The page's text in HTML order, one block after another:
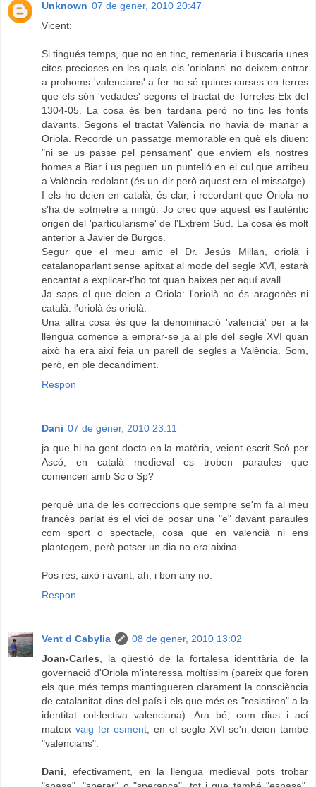
Unknown 07 de gener, 2010 20:47
Vicent:
Si tingués temps, que no en tinc, remenaria i buscaria unes
cites precioses en les quals els 'oriolans' no deixem entrar
a prohoms 'valencians' a fer no sé quines curses en terres
que els són 'vedades' segons el tractat de Torreles-Elx del
1304-05. La cosa és ben tardana però no tinc les fonts
davants. Segons el tractat València no havia de manar a
Oriola. Recorde un passatge memorable en què els diuen:
"ni se us passe pel pensament' que enviem els nostres
homes a Biar i us peguen un puntelló en el cul que arribeu
a València redolant (és un dir però aquest era el missatge).
I els ho deien en català, és clar, i recordant que Oriola no
s'ha de sotmetre a ningú. Jo crec que aquest és l'autèntic
origen del 'particularisme' de l'Extrem Sud. La cosa és molt
anterior a Javier de Burgos.
Segur que el meu amic el Dr. Jesús Millan, oriolà i
catalanoparlant sense apitxat al mode del segle XVI, estarà
encantat a explicar-t'ho tot quan baixes per aquí avall.
Ja saps el que deien a Oriola: l'oriolà no és aragonès ni
català: l'oriolà és oriolà.
Una altra cosa és que la denominació 'valencià' per a la
llengua comence a emprar-se ja al ple del segle XVI quan
això ha era així feia un parell de segles a València. Som,
però, en ple decandiment.
Respon
Dani 07 de gener, 2010 23:11
ja que hi ha gent docta en la matèria, veient escrit Scó per
Ascó, en català medieval es troben paraules que
comencen amb Sc o Sp?
perquè una de les correccions que sempre se'm fa al meu
francès parlat és el vici de posar una "e" davant paraules
com sport o spectacle, cosa que en valencià ni ens
plantegem, però potser un dia no era aixina.
Pos res, això i avant, ah, i bon any no.
Respon
Vent d Cabylia
08 de gener, 2010 13:02
Joan-Carles, la qüestió de la fortalesa identitària de la
governació d'Oriola m'interessa moltíssim (pareix que foren
els que més temps mantingueren clarament la consciència
de catalanitat dins del país i els que més es "resistiren" a la
identitat col·lectiva valenciana). Ara bé, com dius i ací
mateix vaig fer esment, en el segle XVI se'n deien també
"valencians".
Dani, efectivament, en la llengua medieval pots trobar